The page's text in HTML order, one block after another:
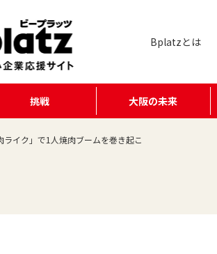
Bplatzとは
挑戦 大阪の未来
ライク」で1人焼肉ブームを巻き起こ